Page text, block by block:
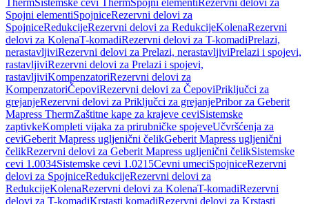
ThermSistemske cevi ThermSpojni elementi Rezervni delovi za
Spojni elementiSpojniceRezervni delovi za
SpojniceRedukcijeRezervni delovi za RedukcijeKolenaRezervni
delovi za KolenaT-komadiRezervni delovi za T-komadiPrelazi,
nerastavljiviRezervni delovi za Prelazi, nerastavljiviPrelazi i spojevi,
rastavljiviRezervni delovi za Prelazi i spojevi,
rastavljiviKompenzatoriRezervni delovi za
KompenzatoriČepoviRezervni delovi za ČepoviPriključci za
grejanjeRezervni delovi za Priključci za grejanjePribor za Geberit
Mapress ThermZaštitne kape za krajeve ceviSistemske
zaptivkeKompleti vijaka za prirubničke spojeveUčvršćenja za
ceviGeberit Mapress ugljenični čelikGeberit Mapress ugljenični
čelikRezervni delovi za Geberit Mapress ugljenični čelikSistemske
cevi 1.0034Sistemske cevi 1.0215Cevni umeciSpojniceRezervni
delovi za SpojniceRedukcijeRezervni delovi za
RedukcijeKolenaRezervni delovi za KolenaT-komadiRezervni
delovi za T-komadiKrstasti komadiRezervni delovi za Krstasti